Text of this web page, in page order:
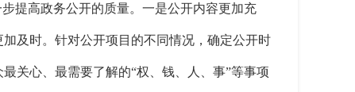
步提高政务公开的质量。一是公开内容更加充
及时。针对公开项目的不同情况，确定公开时
关心、最需要了解的“权、钱、人、事”等事项